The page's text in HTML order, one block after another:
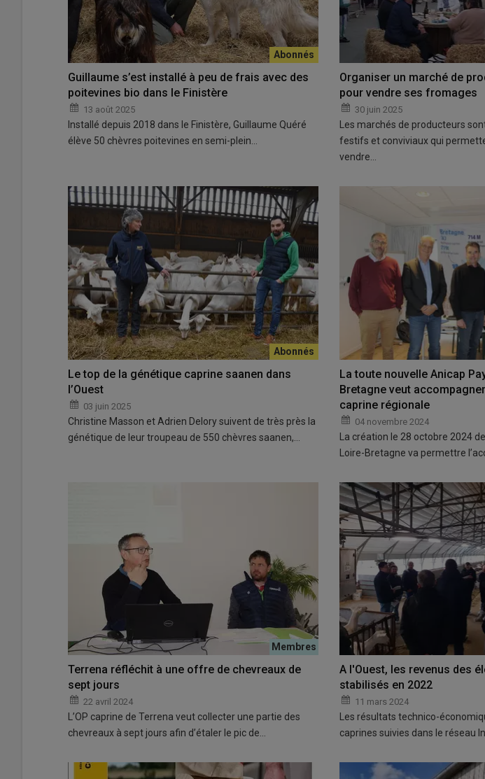
Guillaume s’est installé à peu de frais avec des
poitevines bio dans le Finistère
13 août 2025
Installé depuis 2018 dans le Finistère, Guillaume Quéré
élève 50 chèvres poitevines en semi-plein…
Organiser un marché de
pour vendre ses fromages
30 juin 2025
Les marchés de producteurs
festifs et conviviaux qui
vendre…
Le top de la génétique caprine saanen dans
l’Ouest
03 juin 2025
Christine Masson et Adrien Delory suivent de très près la
génétique de leur troupeau de 550 chèvres saanen,…
La toute nouvelle Anicap
Bretagne veut
caprine régionale
04 novembre 2024
La création le 28 octobre 2024
Loire-Bretagne va permettre
Terrena réfléchit à une offre de chevreaux de
sept jours
22 avril 2024
L’OP caprine de Terrena veut collecter une partie des
chevreaux à sept jours afin d’étaler le pic de…
A l'Ouest, les revenus des
stabilisés en 2022
11 mars 2024
Les résultats technico-
caprines suivies dans le réseau